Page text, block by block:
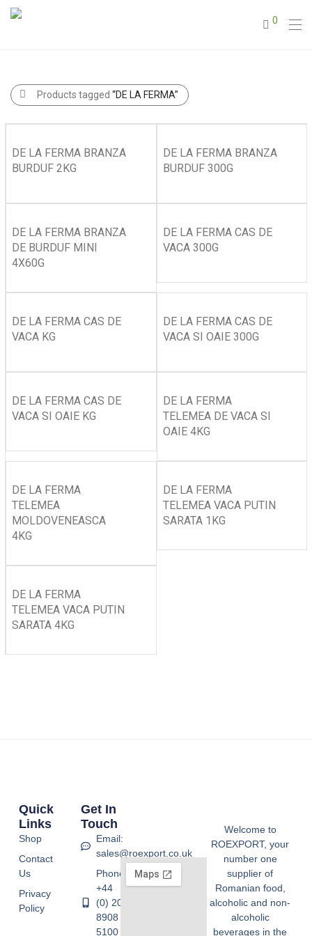
0
Products tagged “DE LA FERMA”
DE LA FERMA BRANZA
BURDUF 2KG
DE LA FERMA BRANZA
BURDUF 300G
DE LA FERMA BRANZA
DE BURDUF MINI
4X60G
DE LA FERMA CAS DE
VACA 300G
DE LA FERMA CAS DE
VACA KG
DE LA FERMA CAS DE
VACA SI OAIE 300G
DE LA FERMA CAS DE
VACA SI OAIE KG
DE LA FERMA
TELEMEA DE VACA SI
OAIE 4KG
DE LA FERMA
TELEMEA
MOLDOVENEASCA
4KG
DE LA FERMA
TELEMEA VACA PUTIN
SARATA 1KG
DE LA FERMA
TELEMEA VACA PUTIN
SARATA 4KG
Welcome to
ROEXPORT, your
number one
supplier of
Romanian food,
alcoholic and non-
alcoholic
beverages in the
Quick
Links
Shop
Contact
Us
Privacy
Policy
Get In
Touch
Email:
sales@roexport.co.uk
Phone:
+44
(0) 20
8908
5100